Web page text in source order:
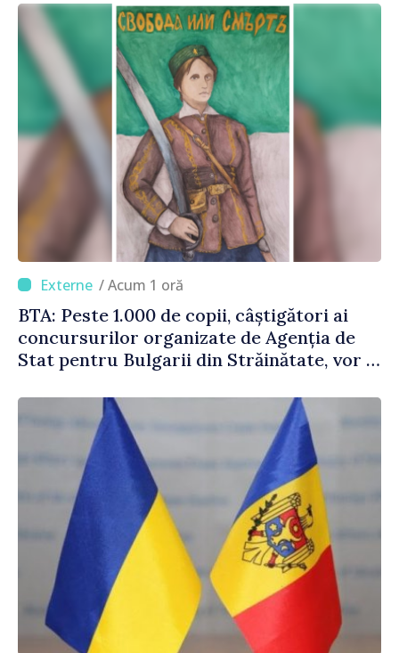
taxarea consumului”
/ Acum 1 oră
BTA: Peste 1.000 de copii, câștigători ai
concursurilor organizate de Agenția de
Stat pentru Bulgarii din Străinătate, vor fi